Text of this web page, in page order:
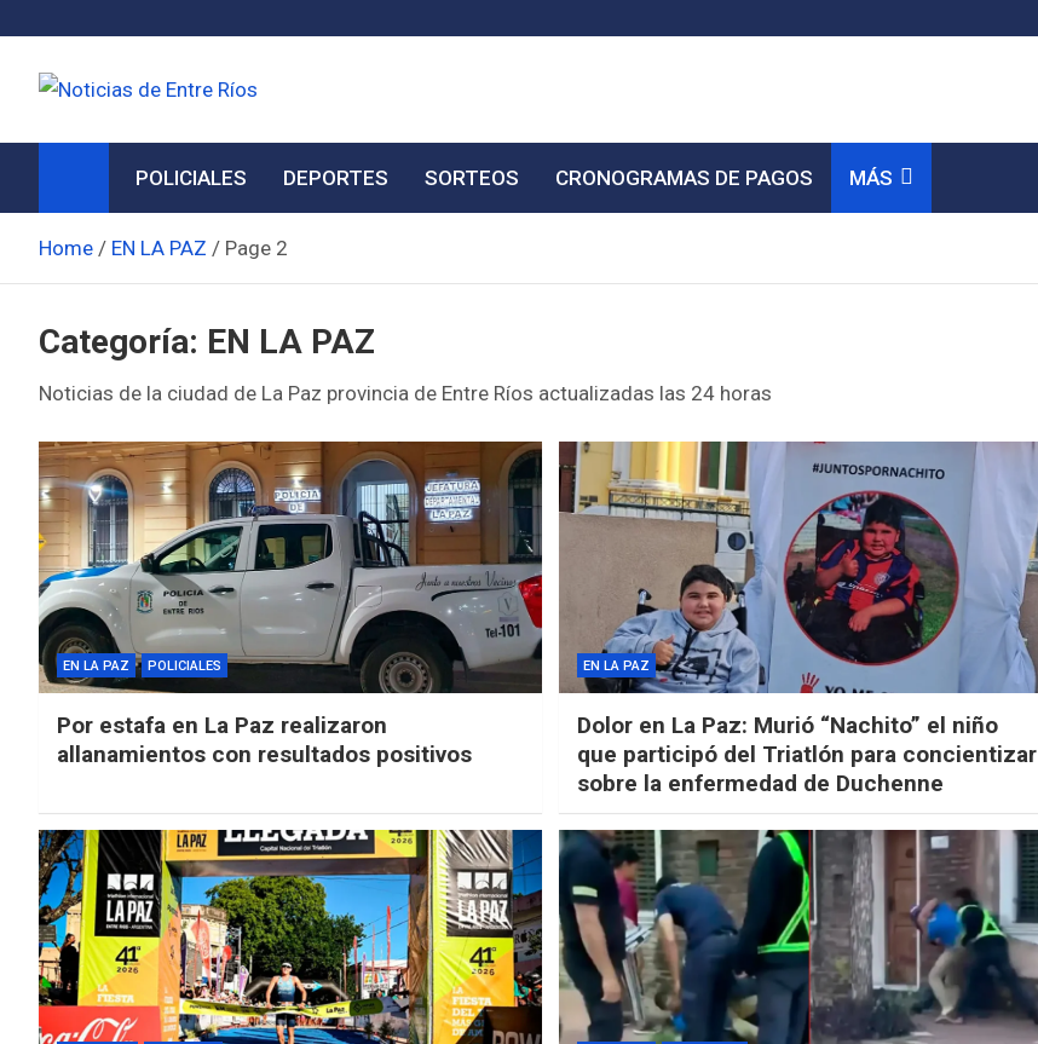
content
Noticias de Entre Ríos
POLICIALES DEPORTES SORTEOS CRONOGRAMAS DE PAGOS MÁS
Home EN LA PAZ Page 2
Categoría: EN LA PAZ
Noticias de la ciudad de La Paz provincia de Entre Ríos actualizadas las 24 horas
EN LA PAZ POLICIALES
Por estafa en La Paz realizaron
allanamientos con resultados positivos
EN LA PAZ
Dolor en La Paz: Murió “Nachito” el niño
que participó del Triatlón para concientizar
sobre la enfermedad de Duchenne